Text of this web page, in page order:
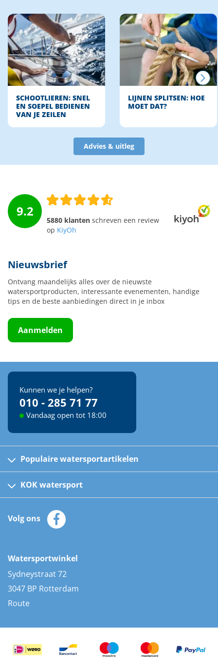
SCHOOTLIEREN: SNEL
EN SOEPEL BEDIENEN
VAN JE ZEILEN
LIJNEN SPLITSEN: HOE
MOET DAT?
Advies & uitleg
9.2
5880 klanten schreven een review
op KiyOh
Nieuwsbrief
Ontvang maandelijks alles over de nieuwste
watersportproducten, interessante evenementen, handige
tips en de beste aanbiedingen direct in je inbox
Aanmelden
Kunnen we je helpen?
010 - 285 71 77
Vandaag open tot 18:00
Populaire watersportartikelen
Kinder reddingsvesten
Automatische reddingsvesten
Zeilkleding
Zonnepanelen
AIS transponders
Stootwillen en fenders
Bootkussens
Zwemtrappen
KOK watersport
Klantenservice
Merken
Volg ons
Watersportwinkel
Sydneystraat 72
3047 BP Rotterdam
Route